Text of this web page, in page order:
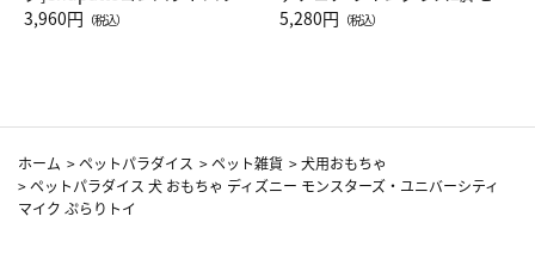
Drop JAL客室乗務員（LC）ス
3,960円 （税込）
ト（レッドワイン）
5,280円 （税込）
ホーム >ペットパラダイス >ペット雑貨 >犬用おもちゃ
>ペットパラダイス 犬 おもちゃ ディズニー モンスターズ・ユニバーシティ
マイク ぷらりトイ